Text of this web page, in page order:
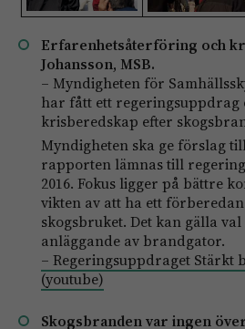
Erfarenhetsåterföring och
Johansson, MSB.
– Myndigheten för
har fått ett regeringsuppdrag
krisberedskap efter
Myndigheten ska ge förslag
rapporten lämnas till
2016. Fokus ligger på bättre
vikten av att ha ett
skogsbruket. Det kan gälla
anläggande av brandgator.
– Regeringsuppdraget Stärkt
(youtube)
Skogsbranden var ingen